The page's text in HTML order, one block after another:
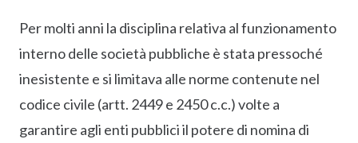
Per molti anni la disciplina relativa al funzionamento
interno delle società pubbliche è stata pressoché
inesistente e si limitava alle norme contenute nel
codice civile (artt. 2449 e 2450 c.c.) volte a
garantire agli enti pubblici il potere di nomina di